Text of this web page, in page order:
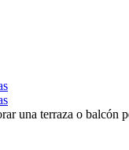
una terraza o balcón